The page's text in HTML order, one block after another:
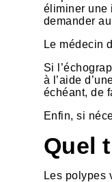
éliminer une
demander
Le médecin
Si
à l’aide
échéant, de
Enfin, si
Quel
Les polypes